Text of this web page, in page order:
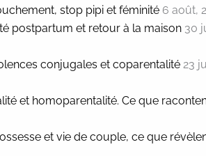
stop pipi et féminité 6 août,
postpartum et retour à la maison 30
conjugales et coparentalité 23
et homoparentalité. Ce que
et vie de couple, ce que